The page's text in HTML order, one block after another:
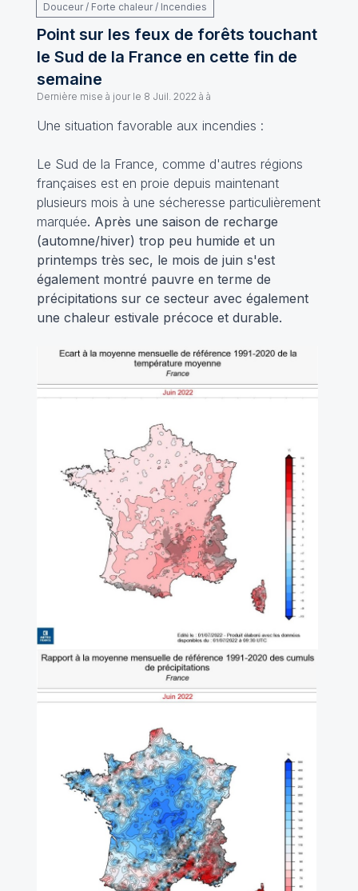
Douceur / Forte chaleur / Incendies
Point sur les feux de forêts touchant
le Sud de la France en cette fin de
semaine
Dernière mise à jour le 8 Juil. 2022 à à
Une situation favorable aux incendies :
Le Sud de la France, comme d'autres régions
françaises est en proie depuis maintenant
plusieurs mois à une sécheresse particulièrement
marquée. Après une saison de recharge
(automne/hiver) trop peu humide et un
printemps très sec, le mois de juin s'est
également montré pauvre en terme de
précipitations sur ce secteur avec également
une chaleur estivale précoce et durable.